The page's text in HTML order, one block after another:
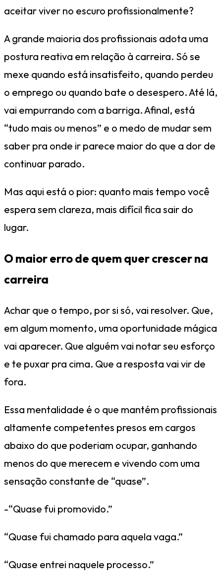
aceitar viver no escuro profissionalmente?
A grande maioria dos profissionais adota uma
postura reativa em relação à carreira. Só se
mexe quando está insatisfeito, quando perdeu
o emprego ou quando bate o desespero. Até lá,
vai empurrando com a barriga. Afinal, está
“tudo mais ou menos” e o medo de mudar sem
saber pra onde ir parece maior do que a dor de
continuar parado.
Mas aqui está o pior: quanto mais tempo você
espera sem clareza, mais difícil fica sair do
lugar.
O maior erro de quem quer crescer na
carreira
Achar que o tempo, por si só, vai resolver. Que,
em algum momento, uma oportunidade mágica
vai aparecer. Que alguém vai notar seu esforço
e te puxar pra cima. Que a resposta vai vir de
fora.
Essa mentalidade é o que mantém profissionais
altamente competentes presos em cargos
abaixo do que poderiam ocupar, ganhando
menos do que merecem e vivendo com uma
sensação constante de “quase”.
-“Quase fui promovido.”
“Quase fui chamado para aquela vaga.”
“Quase entrei naquele processo.”